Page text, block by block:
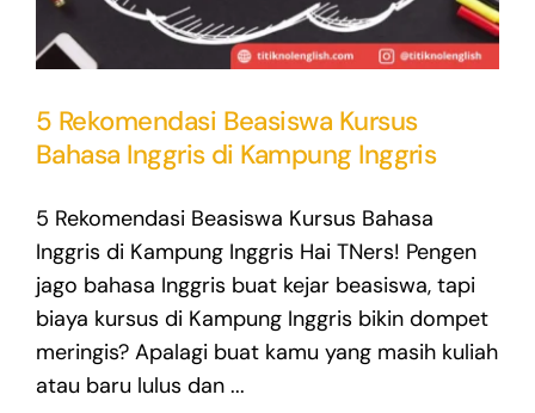
5 Rekomendasi Beasiswa Kursus
Bahasa Inggris di Kampung Inggris
5 Rekomendasi Beasiswa Kursus Bahasa
Inggris di Kampung Inggris Hai TNers! Pengen
jago bahasa Inggris buat kejar beasiswa, tapi
biaya kursus di Kampung Inggris bikin dompet
meringis? Apalagi buat kamu yang masih kuliah
atau baru lulus dan ...